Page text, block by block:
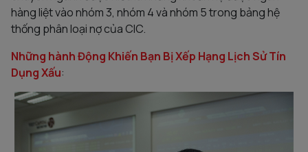
hàng liệt vào nhóm 3, nhóm 4 và nhóm 5 trong bảng hệ
thống phân loại nợ của CIC.
Những hành Động Khiến Bạn Bị Xếp Hạng Lịch Sử Tín
Dụng Xấu: